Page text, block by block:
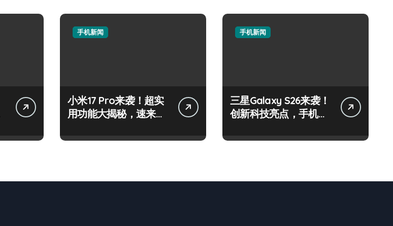
手机新闻
小米17 Pro来袭！超实
用功能大揭秘，速来围
手机新闻
三星Galaxy S26来袭！
创新科技亮点，手机圈